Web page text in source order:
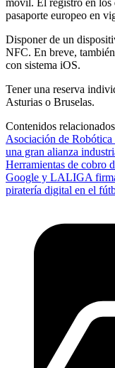
móvil. El registro en los
pasaporte europeo en
Disponer de un
NFC. En breve,
con sistema iOS.
Tener una reserva
Asturias o Bruselas.
Contenidos relacionados
Asociación de
una gran alianza
Herramientas de cobro
Google y LALIGA
piratería digital en el